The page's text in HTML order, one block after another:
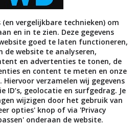
(en vergelijkbare technieken) om
en in te zien. Deze gegevens
goed te laten functioneren,
de website te analyseren,
en advertenties te tonen, de
en content te meten en onze
verzamelen wij gegevens
ID’s, geolocatie en surfgedrag. Je
wijzigen door het gebruik van
opties' knop of via 'Privacy
onderaan de website.